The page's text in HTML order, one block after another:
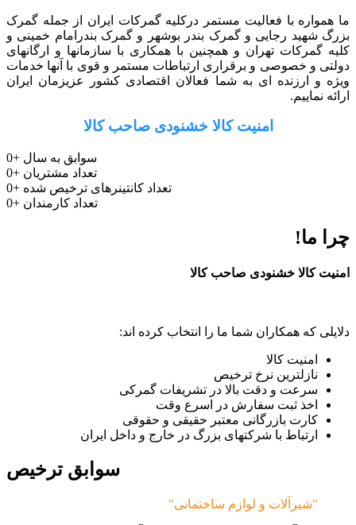
ما همواره با فعالیت مستمر درکلیه گمرکات ایران از جمله گمرک
بزرگ شهید رجایی و گمرک بندر بوشهر و گمرک بندرامام خمینی و
کلیه گمرکات تهران و همچنین با همکاری با سازمانها و ارگانهای
دولتی و خصوصی و برقراری ارتباطات مستمر و قوی با آنها خدمات
ویژه و ارزنده ای به شما فعالان اقتصادی کشور عزیزمان ایران
ارائه نماییم.
امنیت کالا خشنودی صاحب کالا
0+ سوابق به سال
0+ تعداد مشتریان
0+ تعداد کانتینرهای ترخیص شده
0+ تعداد کارمندان
چرا ما!
امنیت کالا خشنودی صاحب کالا
دلایلی که همکاران شما ما را انتخاب کرده اند:
امنیت کالا
نازلترین نرخ ترخیص
سرعت و دقت بالا در تشریفات گمرکی
اخذ ثبت سفارش در اسرع وقت
کارت بازرگانی معتبر حقیقی و حقوقی
ارتباط با شرکتهای بزرگ در خارج و داخل ایران
سوابق ترخیص
"شیرآلات و لوازم ساختمانی"